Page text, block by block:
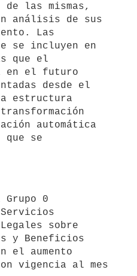
de las mismas,
análisis de sus
Las
se incluyen en
que el
en el futuro
desde el
estructura
automática
se
sobre
y Beneficios
el aumento
vigencia al mes